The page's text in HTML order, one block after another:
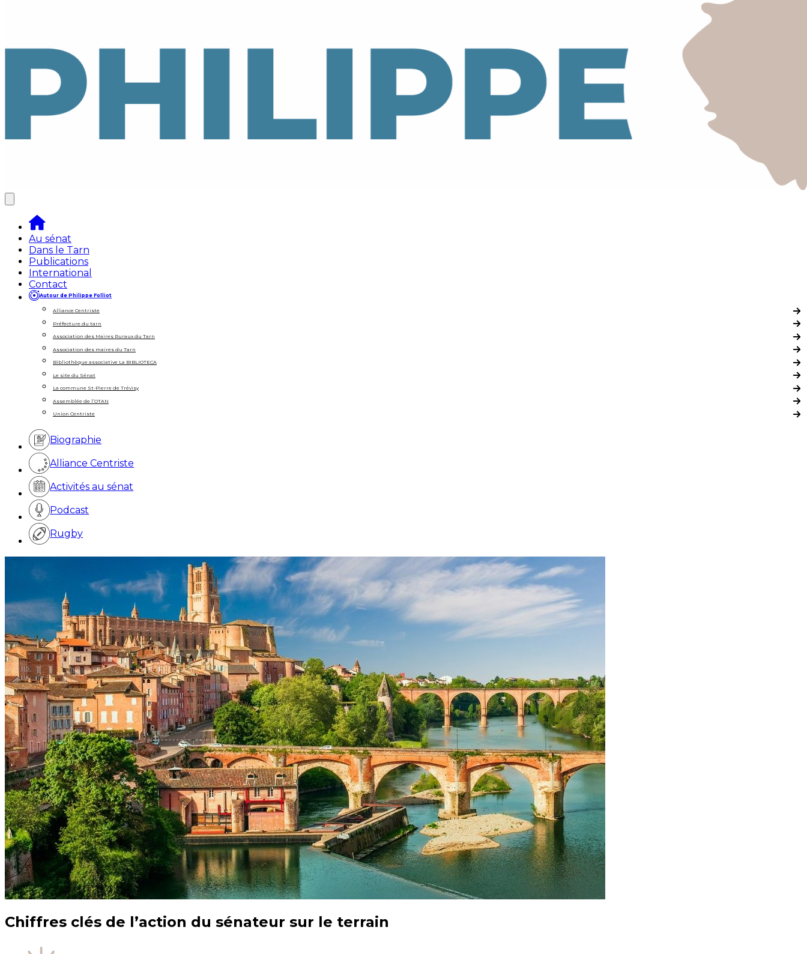
Au sénat
Dans le Tarn
Publications
International
Contact
Autour de Philippe Folliot
Alliance Centriste
Préfecture du tarn
Association des Maires Ruraux du Tarn
Association des maires du Tarn
Bibliothèque associative La BIBLIOTECA
Le site du Sénat
La commune St-Pierre de Trévisy
Assemblée de l’OTAN
Union Centriste
Biographie
Alliance Centriste
Activités au sénat
Podcast
Rugby
Chiffres clés de l’action du sénateur sur le terrain